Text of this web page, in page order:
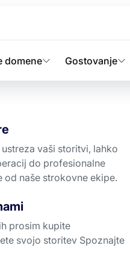
domene Gostovanje
vaši storitvi, lahko
do profesionalne
naše strokovne ekipe.
prosim kupite
svojo storitev Spoznajte